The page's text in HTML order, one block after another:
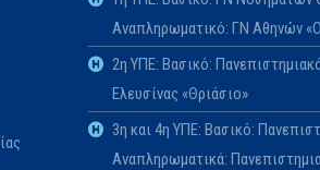
Αναπληρωματικό: ΓΝ Αθηνών
2η ΥΠΕ: Βασικό:
Ελευσίνας «Θριάσιο»
3η και 4η ΥΠΕ: Βασικό:
Αναπληρωματικά: